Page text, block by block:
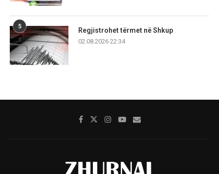
5
Regjistrohet tërmet në Shkup
02.08.2026 22:34